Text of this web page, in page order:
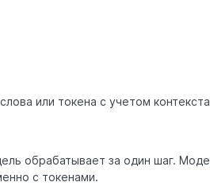
или токена с учетом
обрабатывает за один шаг.
с токенами.